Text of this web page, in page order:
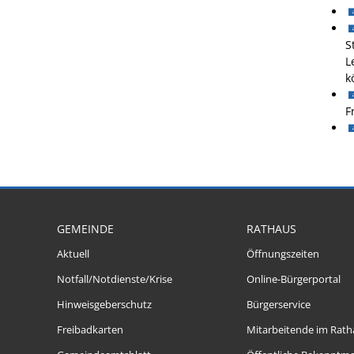
GEMEINDE
Aktuell
Notfall/Notdienste/Krise
Hinweisgeberschutz
Freibadkarten
RATHAUS
Öffnungszeiten
Online-Bürgerportal
Bürgerservice
Mitarbeitende im